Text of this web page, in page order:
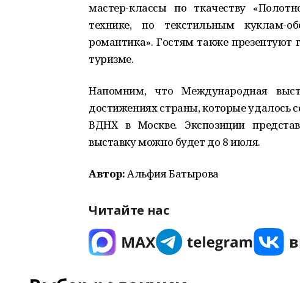
мастер-классы по ткачеству
технике, по текстильным куклам-
романтика». Гостям также
туризме.
Напомним, что Международная
достижениях страны, которые удалось
ВДНХ в Москве. Экспозиции
выставку можно будет до 8 июля.
Автор:Альфия Батырова
Читайте нас